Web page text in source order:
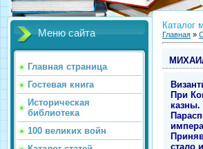
Меню сайта
Главная страница
Гостевая книга
Историческая
библиотека
100 великих войн
Каталог
Главная »
При
казны.
стало